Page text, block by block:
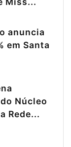
anuncia
em Santa
Núcleo
Rede...